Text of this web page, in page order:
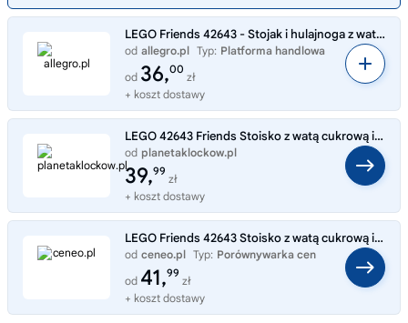
LEGO Friends 42643 - Stojak i hulajnoga z waty cukrowej
od allegro.pl Typ: Platforma handlowa
od 36,00
zł
+ koszt dostawy
LEGO 42643 Friends Stoisko z watą cukrową i skuter
od planetaklockow.pl
Typ: Sklep internetowy
39,99
zł
+ koszt dostawy
LEGO Friends 42643 Stoisko z watą cukrową i skuter
od ceneo.pl Typ: Porównywarka cen
od 41,99
zł
+ koszt dostawy